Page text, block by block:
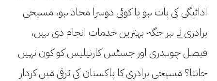
ادائیگی کی بات ہو یا کوئی دوسرا محاذ ہو، مسیحی
برادری نے ہر جگہ بہترین خدمات انجام دی ہیں،
فیصل چوہدری اور جسٹس کارنیلیس کو کون نہیں
جانتا؟ مسیحی برادری کا پاکستان کی ترقی میں کردار